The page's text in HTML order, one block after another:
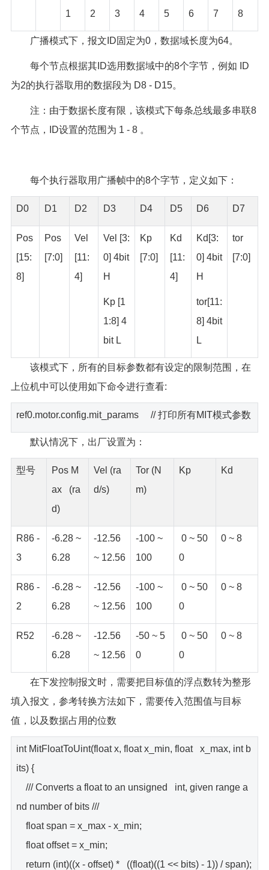
1
2
3
4
5
6
7
8
广播模式下，报文ID固定为0，数据域长度为64。
每个节点根据其ID选用数据域中的8个字节，例如 ID
为2的执行器取用的数据段为 D8 - D15。
注：由于数据长度有限，该模式下每条总线最多串联8
个节点，ID设置的范围为 1 - 8 。
每个执行器取用广播帧中的8个字节，定义如下：
D0 D1 D2 D3 D4 D5 D6 D7
Pos
[15:
8]
Pos
[7:0]
Vel
[11:
4]
Vel [3:
0] 4bit
H
Kp [1
1:8] 4
bit L
Kp
[7:0]
Kd
[11:
4]
Kd[3:
0] 4bit
H
tor[11:
8] 4bit
L
tor
[7:0]
该模式下，所有的目标参数都有设定的限制范围，在
上位机中可以使用如下命令进行查看:
ref0.motor.config.mit_params // 打印所有MIT模式参数
默认情况下，出厂设置为：
型号
Pos M
ax (ra
d)
Vel (ra
d/s)
Tor (N
m)
Kp Kd
R86 -
3
-6.28 ~
6.28
-12.56
~ 12.56
-100 ~
100
0 ~ 50
0
0 ~ 8
R86 -
2
-6.28 ~
6.28
-12.56
~ 12.56
-100 ~
100
0 ~ 50
0
0 ~ 8
R52
-6.28 ~
6.28
-12.56
~ 12.56
-50 ~ 5
0
0 ~ 50
0
0 ~ 8
在下发控制报文时，需要把目标值的浮点数转为整形
填入报文，参考转换方法如下，需要传入范围值与目标
值，以及数据占用的位数
int MitFloatToUint(float x, float x_min, float x_max, int b
its) {
/// Converts a float to an unsigned int, given range a
nd number of bits ///
float span = x_max - x_min;
float offset = x_min;
return (int)((x - offset) * ((float)((1 << bits) - 1)) / span);